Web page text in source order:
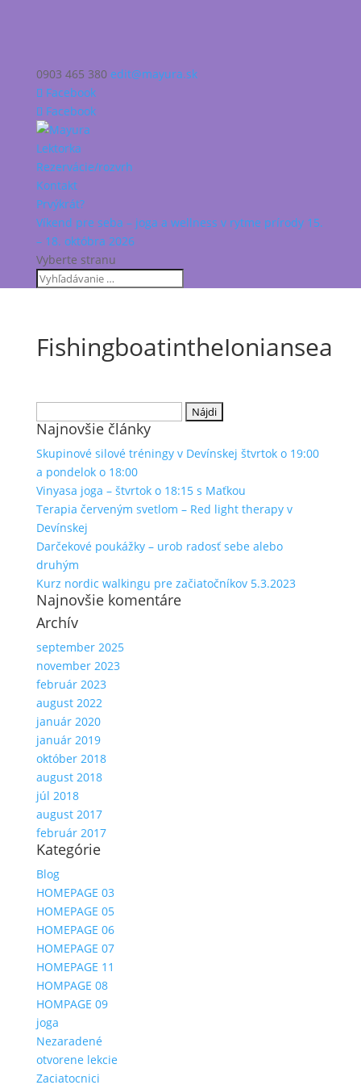
0903 465 380 edit@mayura.sk
Facebook
Facebook
Lektorka
Rezervácie/rozvrh
Kontakt
Prvýkrát?
Víkend pre seba – joga a wellness v rytme prírody 15.
– 18. októbra 2026
Vyberte stranu
FishingboatintheIoniansea
Najnovšie články
Skupinové silové tréningy v Devínskej štvrtok o 19:00
a pondelok o 18:00
Vinyasa joga – štvrtok o 18:15 s Maťkou
Terapia červeným svetlom – Red light therapy v
Devínskej
Darčekové poukážky – urob radosť sebe alebo
druhým
Kurz nordic walkingu pre začiatočníkov 5.3.2023
Najnovšie komentáre
Archív
september 2025
november 2023
február 2023
august 2022
január 2020
január 2019
október 2018
august 2018
júl 2018
august 2017
február 2017
Kategórie
Blog
HOMEPAGE 03
HOMEPAGE 05
HOMEPAGE 06
HOMEPAGE 07
HOMEPAGE 11
HOMPAGE 08
HOMPAGE 09
joga
Nezaradené
otvorene lekcie
Zaciatocnici